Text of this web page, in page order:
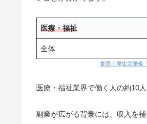
医療・福祉
全体
参照：厚生労働省
医療・福祉業界で働く人の約10
副業が広がる背景には、収入を